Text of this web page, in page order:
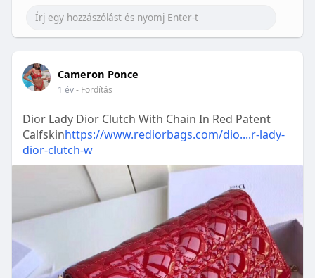
Cameron Ponce
1 év- Fordítás
Dior Lady Dior Clutch With Chain In Red Patent
Calfskinhttps://www.rediorbags.com/dio....r-lady-
dior-clutch-w